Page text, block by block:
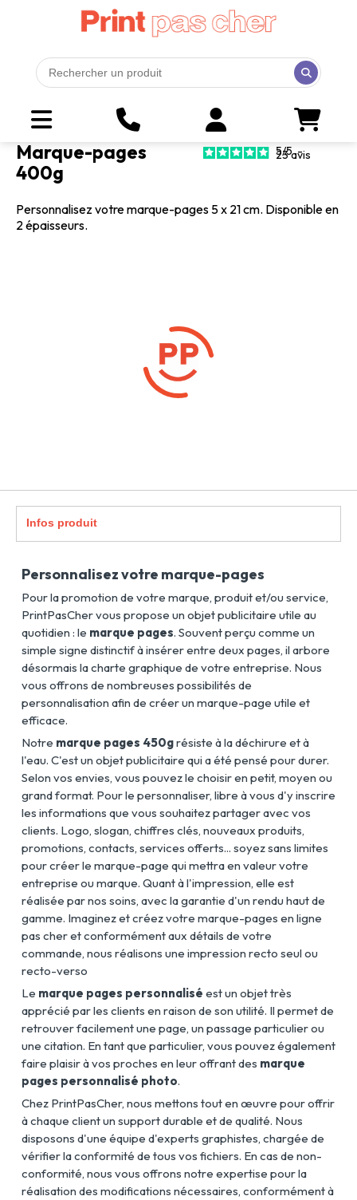
Marque-pages
400g
5/5-
23avis
Personnalisez votre marque-pages 5 x 21 cm. Disponible en
2 épaisseurs.
Infos produit
Personnalisez votre marque-pages
Pour la promotion de votre marque, produit et/ou service,
PrintPasCher vous propose un objet publicitaire utile au
quotidien : le marque pages. Souvent perçu comme un
simple signe distinctif à insérer entre deux pages, il arbore
désormais la charte graphique de votre entreprise. Nous
vous offrons de nombreuses possibilités de
personnalisation afin de créer un marque-page utile et
efficace.
Notre marque pages 450grésiste à la déchirure et à
l'eau. C'est un objet publicitaire qui a été pensé pour durer.
Selon vos envies, vous pouvez le choisir en petit, moyen ou
grand format. Pour le personnaliser, libre à vous d'y inscrire
les informations que vous souhaitez partager avec vos
clients. Logo, slogan, chiffres clés, nouveaux produits,
promotions, contacts, services offerts... soyez sans limites
pour créer le marque-page qui mettra en valeur votre
entreprise ou marque. Quant à l'impression, elle est
réalisée par nos soins, avec la garantie d'un rendu haut de
gamme. Imaginez et créez votre marque-pages en ligne
pas cher et conformément aux détails de votre
commande, nous réalisons une impression recto seul ou
recto-verso
Le marque pages personnalisé est un objet très
apprécié par les clients en raison de son utilité. Il permet de
retrouver facilement une page, un passage particulier ou
une citation. En tant que particulier, vous pouvez également
faire plaisir à vos proches en leur offrant des marque
pages personnalisé photo.
Chez PrintPasCher, nous mettons tout en œuvre pour offrir
à chaque client un support durable et de qualité. Nous
disposons d'une équipe d'experts graphistes, chargée de
vérifier la conformité de tous vos fichiers. En cas de non-
conformité, nous vous offrons notre expertise pour la
réalisation des modifications nécessaires, conformément à